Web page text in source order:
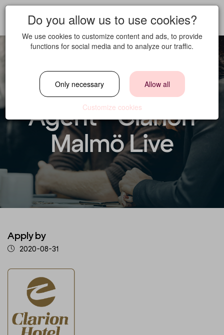
Welcome Office
Agent - Clarion
Malmö Live
Apply by
2020-08-31
Do you allow us to use cookies?
We use cookies to customize content and ads, to provide
functions for social media and to analyze our traffic.
Only necessary Allow all
Customize cookies